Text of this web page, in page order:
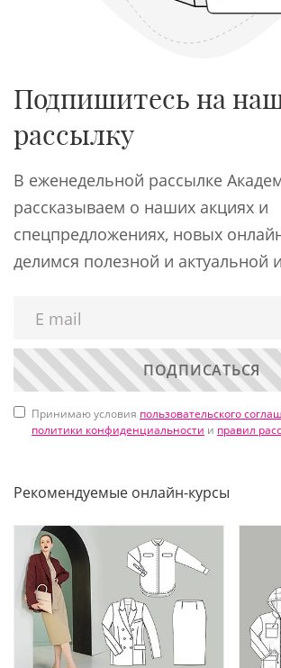
Подпишитесь на
рассылку
В еженедельной рассылке
рассказываем о наших акциях и
спецпредложениях, новых
делимся полезной и актуальной
ПОДПИСАТЬСЯ
Принимаю условия пользовательского
политики конфиденциальности и правил
Рекомендуемые онлайн-курсы